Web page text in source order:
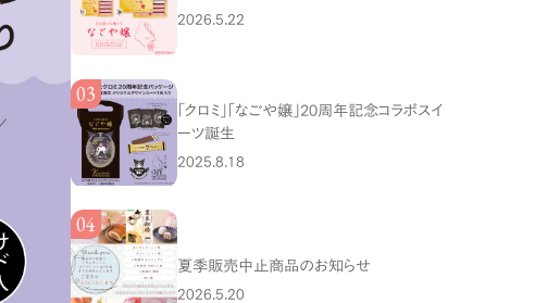
2026.5.22
「クロミ」「なごや嬢」20周年記念コラボスイ
ーツ誕生
2025.8.18
夏季販売中止商品のお知らせ
2026.5.20